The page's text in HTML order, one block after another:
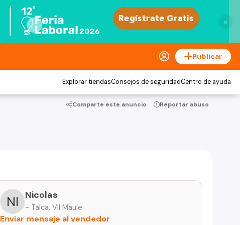
×
Publicar
Explorar tiendasConsejos de seguridadCentro de ayuda
Comparte este anuncio Reportar abuso
Nicolas
- Talca, VII Maule
Enviar mensaje al vendedor